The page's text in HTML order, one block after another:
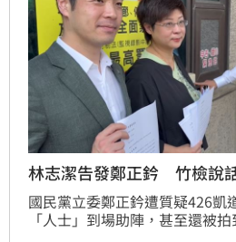
林志潔告發鄭正鈐 竹檢說
國民黨立委鄭正鈐遭質疑426凱
「人士」到場助陣，甚至還被